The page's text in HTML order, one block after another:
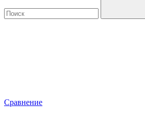
Сравнение